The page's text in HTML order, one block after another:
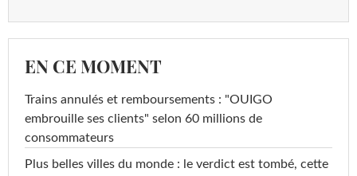
EN CE MOMENT
Trains annulés et remboursements : "OUIGO
embrouille ses clients" selon 60 millions de
consommateurs
Plus belles villes du monde : le verdict est tombé, cette